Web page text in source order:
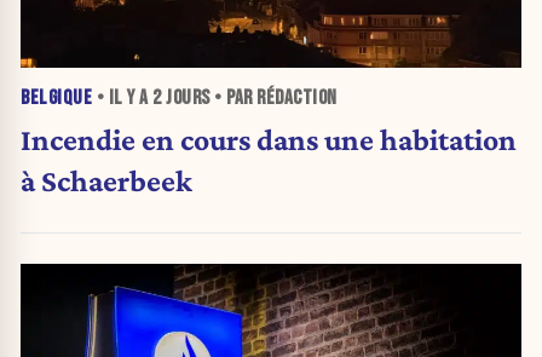
BELGIQUE • IL Y A 2 JOURS• PAR RÉDACTION
Incendie en cours dans une habitation
à Schaerbeek